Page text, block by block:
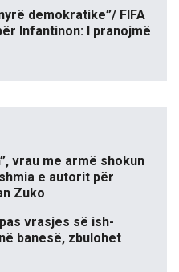
demokratike”/ FIFA
Infantinon: I pranojmë
vrau me armë shokun
e autorit për
Zuko
vrasjes së ish-
banesë, zbulohet